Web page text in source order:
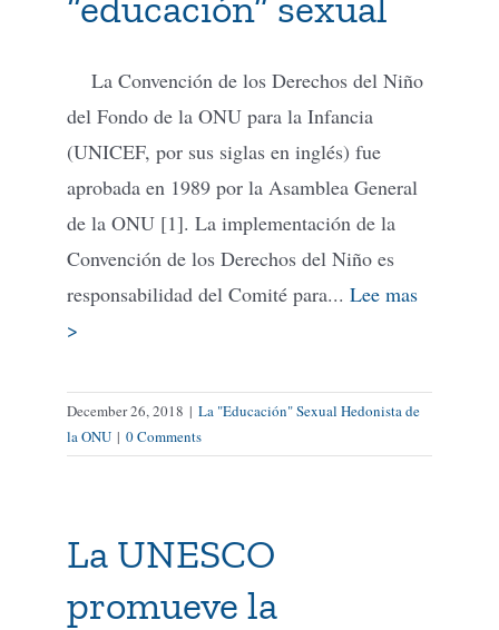
La Convención de los Derechos del Niño
del Fondo de la ONU para la Infancia
(UNICEF, por sus siglas en inglés) fue
aprobada en 1989 por la Asamblea General
de la ONU [1]. La implementación de la
Convención de los Derechos del Niño es
responsabilidad del Comité para... Lee mas
>
December 26, 2018 | La "Educación" Sexual Hedonista de
la ONU | 0 Comments
La UNESCO
promueve la